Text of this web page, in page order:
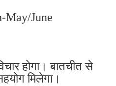
May/June
होगा। बातचीत से
मिलेगा।